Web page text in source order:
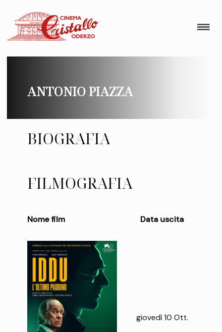
ANTONIO PIAZZA
BIOGRAFIA
FILMOGRAFIA
Nome film Data uscita
giovedì 10 Ott.